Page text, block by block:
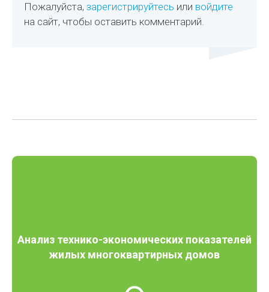
Пожалуйста,зарегистрируйтесь или войдите
на сайт, чтобы оставить комментарий.
Анализ технико-экономических показателей
жилых многоквартирных домов